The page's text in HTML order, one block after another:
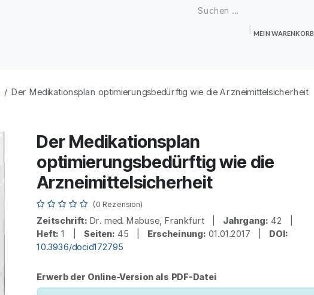
MEIN WARENKORB
Der Medikationsplan optimierungsbedürftig wie die Arzneimittelsicherheit
Der Medikationsplan
optimierungsbedürftig wie die
Arzneimittelsicherheit
(0 Rezension)
Zeitschrift: Dr. med. Mabuse, Frankfurt | Jahrgang: 42 |
Heft: 1 | Seiten: 45 | Erscheinung: 01.01.2017 | DOI:
10.3936/docid172795
Erwerb der Online-Version als PDF-Datei